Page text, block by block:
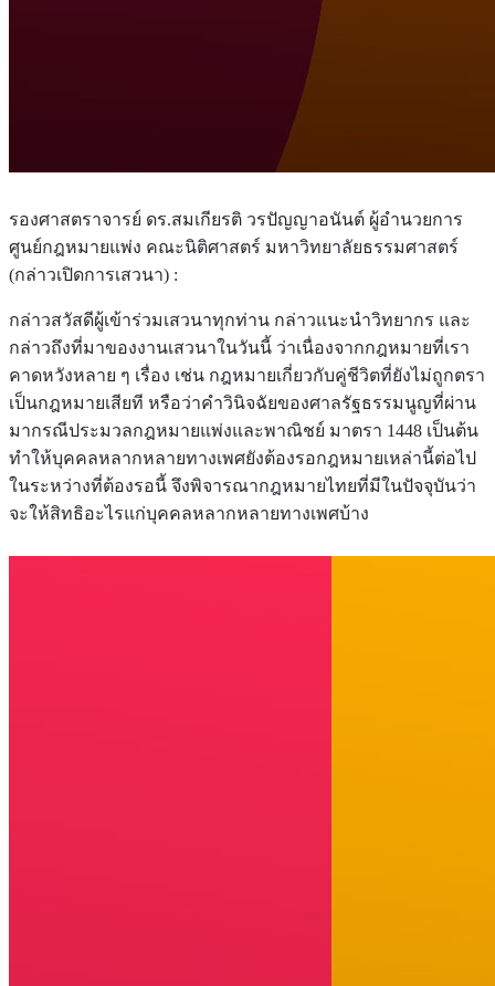
รองศาสตราจารย์ ดร.สมเกียรติ วรปัญญาอนันต์ ผู้อำนวยการ
ศูนย์กฎหมายแพ่ง คณะนิติศาสตร์ มหาวิทยาลัยธรรมศาสตร์
(กล่าวเปิดการเสวนา) :
กล่าวสวัสดีผู้เข้าร่วมเสวนาทุกท่าน กล่าวแนะนำวิทยากร และ
กล่าวถึงที่มาของงานเสวนาในวันนี้ ว่าเนื่องจากกฎหมายที่เรา
คาดหวังหลาย ๆ เรื่อง เช่น กฎหมายเกี่ยวกับคู่ชีวิตที่ยังไม่ถูกตรา
เป็นกฎหมายเสียที หรือว่าคำวินิจฉัยของศาลรัฐธรรมนูญที่ผ่าน
มากรณีประมวลกฎหมายแพ่งและพาณิชย์ มาตรา 1448 เป็นต้น
ทำให้บุคคลหลากหลายทางเพศยังต้องรอกฎหมายเหล่านี้ต่อไป
ในระหว่างที่ต้องรอนี้ จึงพิจารณากฎหมายไทยที่มีในปัจจุบันว่า
จะให้สิทธิอะไรแก่บุคคลหลากหลายทางเพศบ้าง